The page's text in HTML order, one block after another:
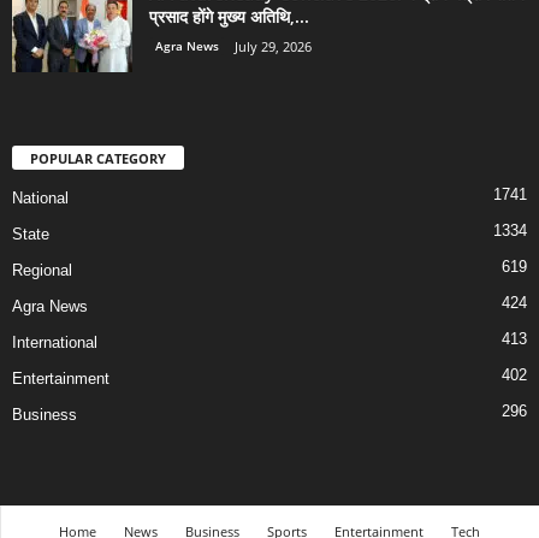
प्रसाद होंगे मुख्य अतिथि,...
Agra News July 29, 2026
POPULAR CATEGORY
National 1741
State 1334
Regional 619
Agra News 424
International 413
Entertainment 402
Business 296
Home News Business Sports Entertainment Tech